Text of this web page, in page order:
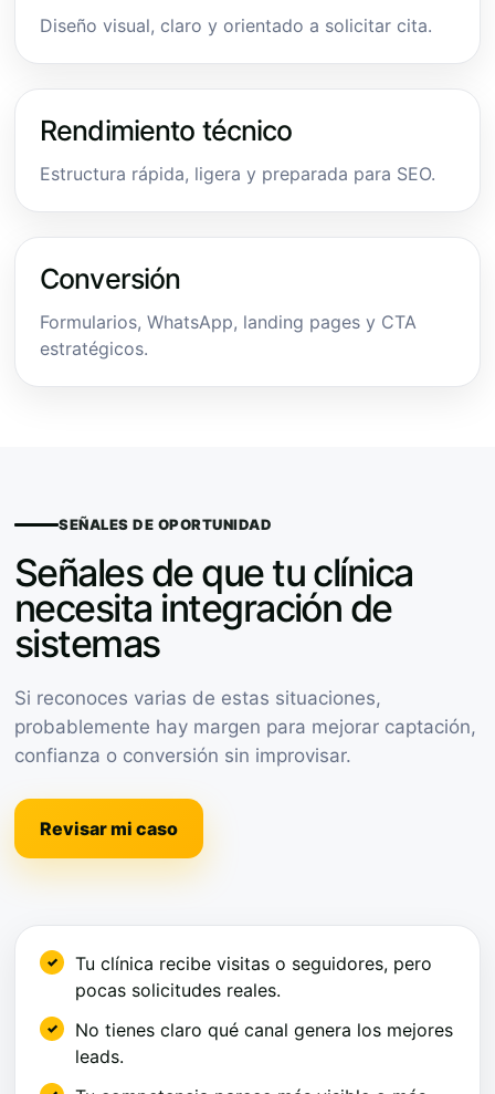
Diseño visual, claro y orientado a solicitar cita.
Rendimiento técnico
Estructura rápida, ligera y preparada para SEO.
Conversión
Formularios, WhatsApp, landing pages y CTA
estratégicos.
SEÑALES DE OPORTUNIDAD
Señales de que tu clínica
necesita integración de
sistemas
Si reconoces varias de estas situaciones,
probablemente hay margen para mejorar captación,
confianza o conversión sin improvisar.
Revisar mi caso
Tu clínica recibe visitas o seguidores, pero
pocas solicitudes reales.
No tienes claro qué canal genera los mejores
leads.